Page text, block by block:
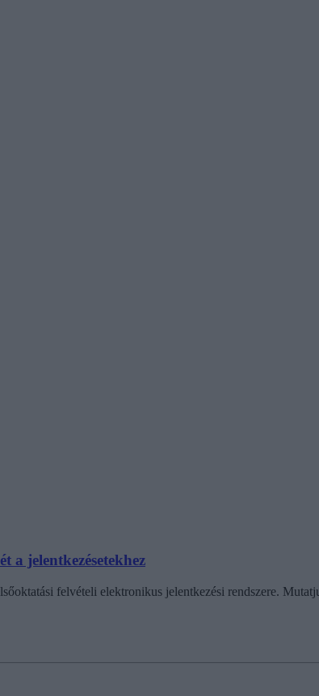
a jelentkezésetekhez
felvételi elektronikus jelentkezési rendszere.